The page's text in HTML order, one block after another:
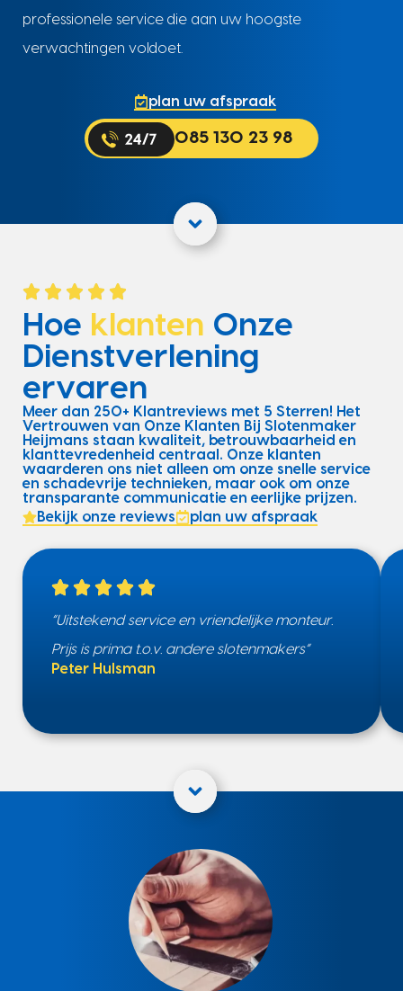
professionele service die aan uw hoogste
verwachtingen voldoet.
plan uw afspraak
085 130 23 98
Hoe klanten Onze
Dienstverlening
ervaren
Meer dan 250+ Klantreviews met 5 Sterren! Het
Vertrouwen van Onze Klanten Bij Slotenmaker
Heijmans staan kwaliteit, betrouwbaarheid en
klanttevredenheid centraal. Onze klanten
waarderen ons niet alleen om onze snelle service
en schadevrije technieken, maar ook om onze
transparante communicatie en eerlijke prijzen.
Bekijk onze reviews
plan uw afspraak
“Uitstekend service en vriendelijke monteur.
Prijs is prima t.o.v. andere slotenmakers”
Peter Hulsman